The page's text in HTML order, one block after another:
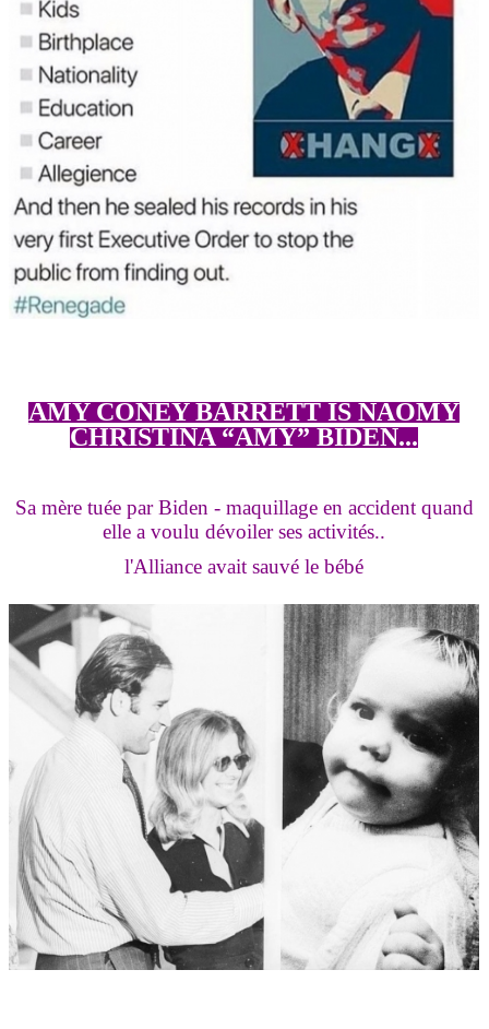
AMY CONEY BARRETT IS NAOMY
CHRISTINA “AMY” BIDEN...
Sa mère tuée par Biden - maquillage en accident quand
elle a voulu dévoiler ses activités..
l'Alliance avait sauvé le bébé